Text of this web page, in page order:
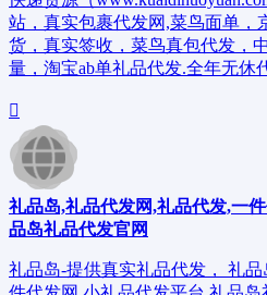
站，真实包裹代发网,菜鸟面单，
货，真实签收，菜鸟真包代发，
量，淘宝ab单礼品代发.全年无休
礼品岛,礼品代发网,礼品代发,一
品岛礼品代发官网
礼品岛-提供真实礼品代发， 礼